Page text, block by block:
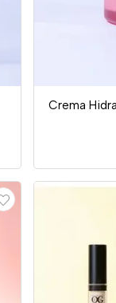
Crema